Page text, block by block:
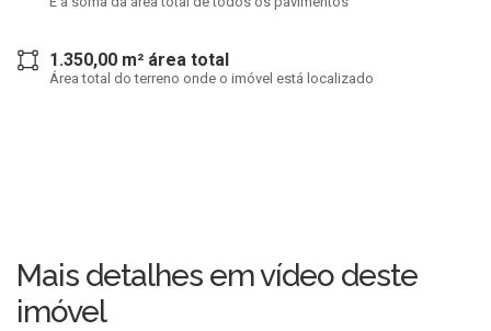
1.350,00 m² área total
Área total do terreno onde o imóvel está localizado
Mais detalhes em vídeo deste
imóvel